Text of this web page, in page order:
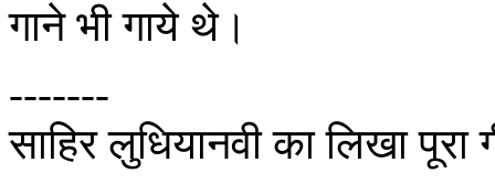
गाने भी गाये थे।
-------
साहिर लुधियानवी का लिखा पूरा